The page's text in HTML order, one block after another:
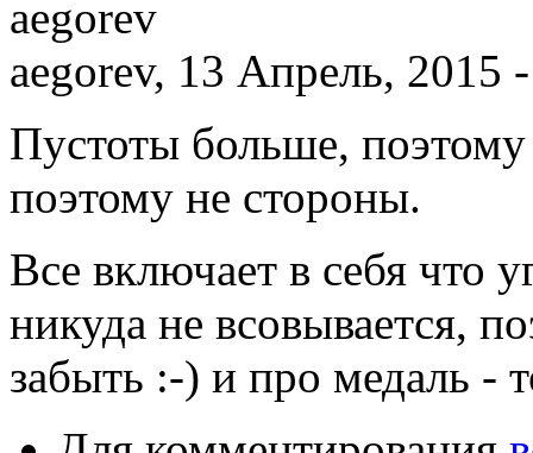
aegorev, 13 Апрель, 2015
Пустоты больше,
поэтому не стороны.
Все включает в себя что
никуда не всовывается,
забыть :-) и про медаль -